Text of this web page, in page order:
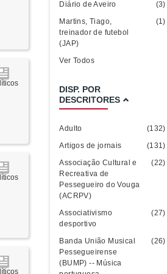
Diário de Aveiro
(3)
Martins, Tiago,
treinador de futebol
(JAP)
(1)
Ver Todos
DISP. POR
DESCRITORES
Adulto
(132)
Artigos de jornais
(131)
Associação Cultural e
Recreativa de
Pessegueiro do Vouga
(ACRPV)
(22)
Associativismo
desportivo
(27)
Banda União Musical
Pessegueirense
(BUMP) -- Música
(26)